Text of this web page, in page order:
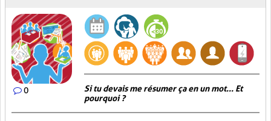
0
Si tu devais me résumer ça en un mot... Et
pourquoi ?